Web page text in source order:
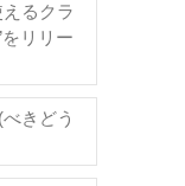
るクラ
リリー
きどう